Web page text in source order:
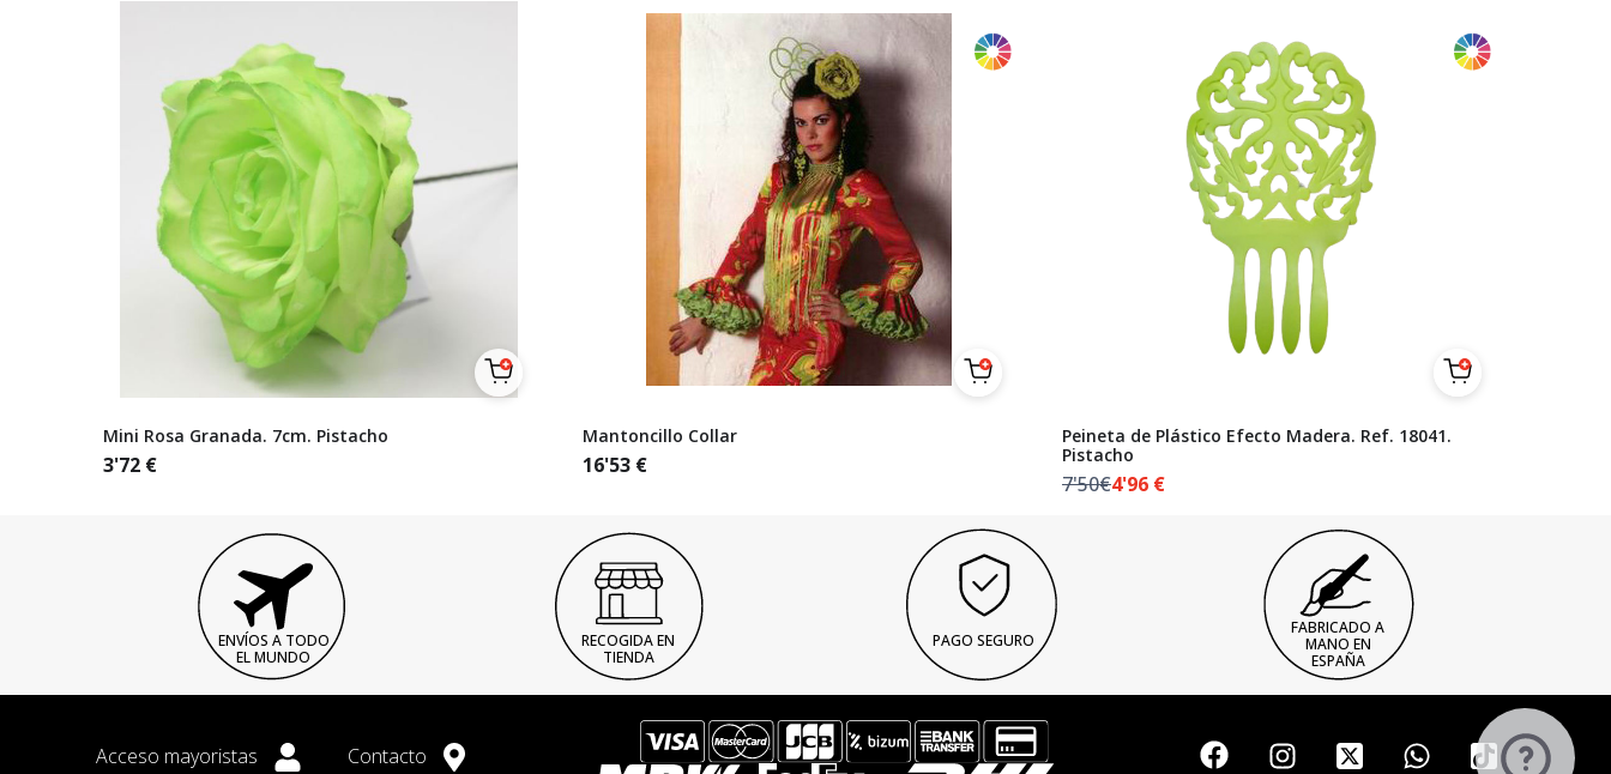
Mini Rosa Granada. 7cm. Pistacho
3'72 €
Mantoncillo Collar
16'53 €
Peineta de Plástico Efecto Madera. Ref. 18041.
Pistacho
7'50€4'96 €
ENVÍOS A TODO
EL MUNDO
RECOGIDA EN
TIENDA
PAGO SEGURO
FABRICADO A
MANO EN
ESPAÑA
Acceso mayoristas Contacto